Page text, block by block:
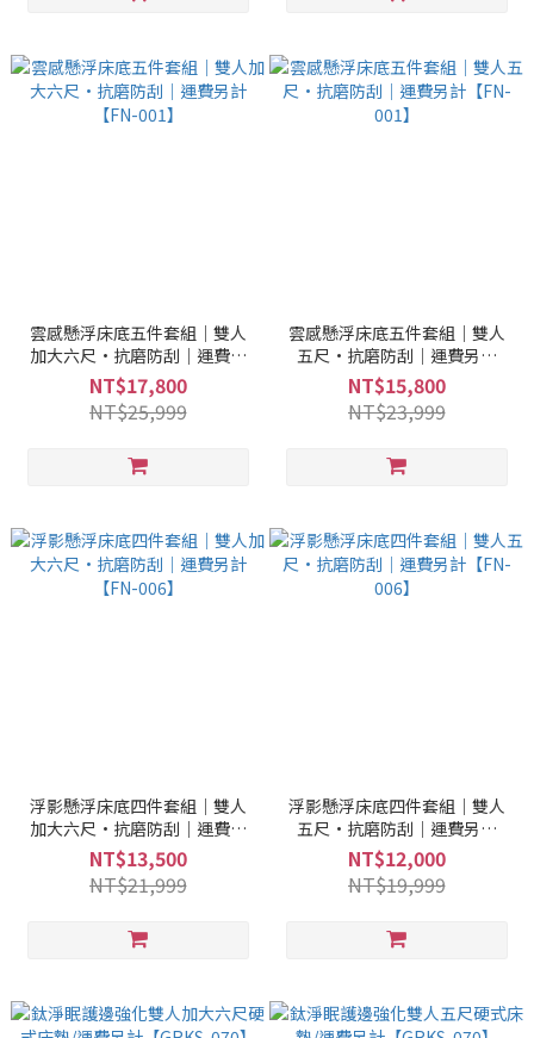
雲感懸浮床底五件套組｜雙人
加大六尺·抗磨防刮｜運費另
計【FN-001】
NT$17,800
NT$25,999
雲感懸浮床底五件套組｜雙人
五尺·抗磨防刮｜運費另計
【FN-001】
NT$15,800
NT$23,999
浮影懸浮床底四件套組｜雙人
加大六尺·抗磨防刮｜運費另
計【FN-006】
NT$13,500
NT$21,999
浮影懸浮床底四件套組｜雙人
五尺·抗磨防刮｜運費另計
【FN-006】
NT$12,000
NT$19,999